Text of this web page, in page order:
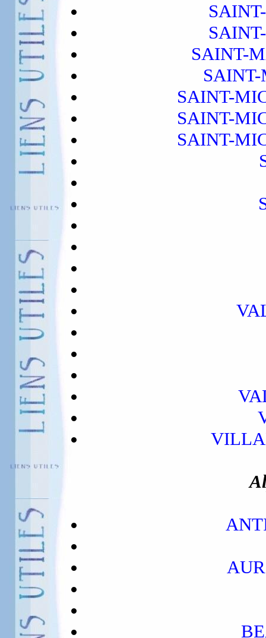
SAINT-
SAINT-
SAINT-
SAINT-